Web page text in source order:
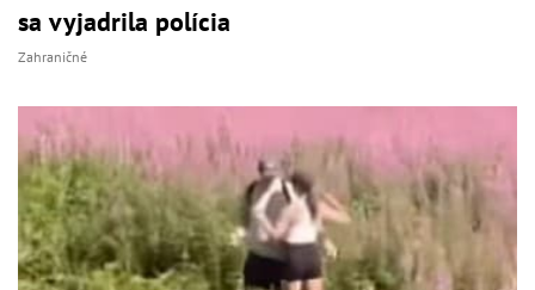
sa vyjadrila polícia
Zahraničné